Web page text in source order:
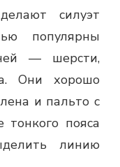
силуэт
популярны
— шерсти,
Они хорошо
и пальто с
тонкого пояса
линию